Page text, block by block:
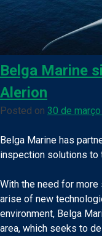
Belga Marine
Alerion
Posted on 30 de
Belga Marine has
inspection solutions to
With the need for
arise of new
environment, Belga
area, which seeks to